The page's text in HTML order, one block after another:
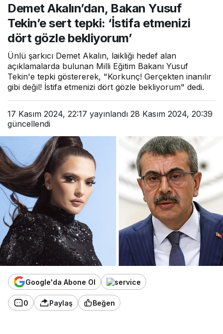
‘İstifa etmenizi dört gözle
bekliyorum’
Demet Akalın’dan, Bakan Yusuf
Tekin’e sert tepki: ‘İstifa etmenizi
dört gözle bekliyorum’
Ünlü şarkıcı Demet Akalın, laikliği hedef alan
açıklamalarda bulunan Milli Eğitim Bakanı Yusuf
Tekin'e tepki göstererek, "Korkunç! Gerçekten inanılır
gibi değil! İstifa etmenizi dört gözle bekliyorum" dedi.
17 Kasım 2024, 22:17 yayınlandı 28 Kasım 2024, 20:39
güncellendi
Google'da Abone Ol
0 Paylaş Beğen